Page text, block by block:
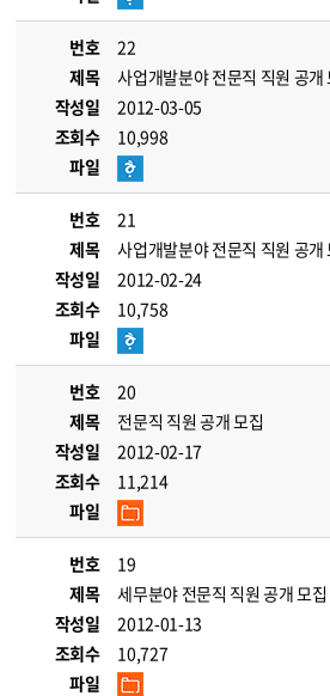
번호
22
제목
사업개발분야 전문직 직원 공
작성일
2012-03-05
조회수
10,998
파일
번호
21
제목
사업개발분야 전문직 직원 공개
작성일
2012-02-24
조회수
10,758
파일
번호
20
제목
전문직 직원 공개 모집
작성일
2012-02-17
조회수
11,214
파일
번호
19
제목
세무분야 전문직 직원 공개 모집
작성일
2012-01-13
조회수
10,727
파일